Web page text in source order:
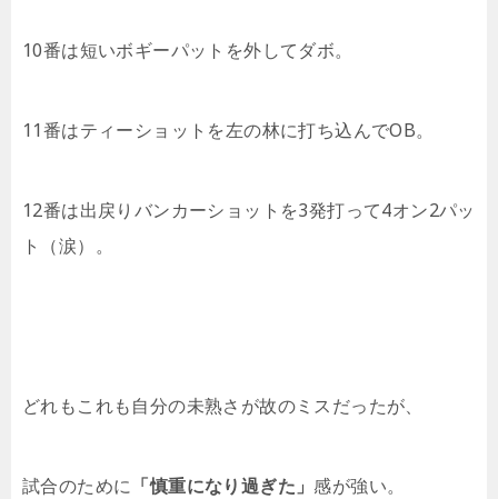
10番は短いボギーパットを外してダボ。
11番はティーショットを左の林に打ち込んでOB。
12番は出戻りバンカーショットを3発打って4オン2パッ
ト（涙）。
どれもこれも自分の未熟さが故のミスだったが、
試合のために 「慎重になり過ぎた」 感が強い。